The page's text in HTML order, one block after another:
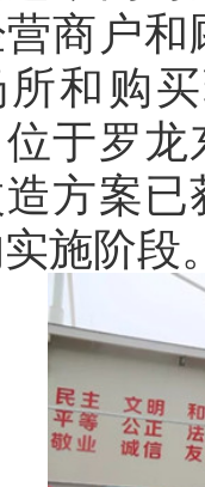
商户
和购
于罗
方案
施阶段。